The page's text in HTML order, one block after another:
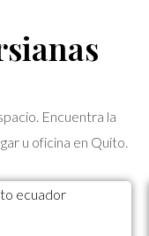
Encuentra la
u oficina en Quito.